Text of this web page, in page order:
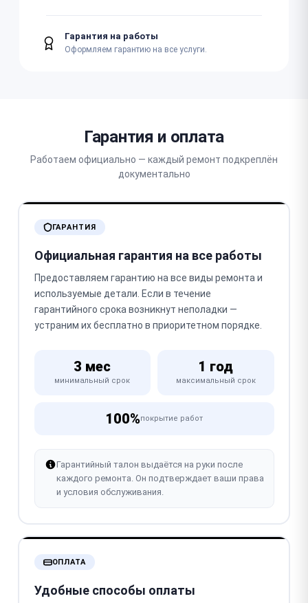
Гарантия на работы
Оформляем гарантию на все услуги.
Гарантия и оплата
Работаем официально — каждый ремонт подкреплён
документально
ГАРАНТИЯ
Официальная гарантия на все работы
Предоставляем гарантию на все виды ремонта и
используемые детали. Если в течение
гарантийного срока возникнут неполадки —
устраним их бесплатно в приоритетном порядке.
3 мес
минимальный срок
1 год
максимальный срок
100%покрытие работ
Гарантийный талон выдаётся на руки после
каждого ремонта. Он подтверждает ваши права
и условия обслуживания.
ОПЛАТА
Удобные способы оплаты